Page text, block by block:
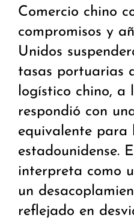
Comercio chino
compromisos y
Unidos
tasas portuarias
logístico chino, a
respondió con
equivalente para
estadounidense.
interpreta como
un
reflejado en